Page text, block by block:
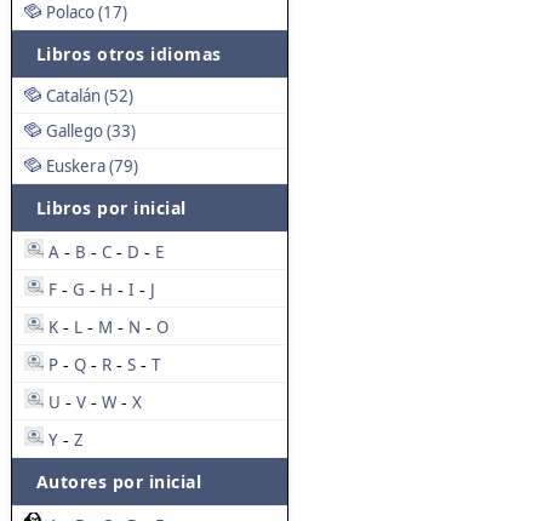
Polaco (17)
Libros otros idiomas
Catalán (52)
Gallego (33)
Euskera (79)
Libros por inicial
A - B - C - D - E
F - G - H - I - J
K - L - M - N - O
P - Q - R - S - T
U - V - W - X
Y - Z
Autores por inicial